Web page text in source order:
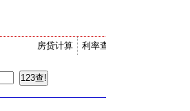
利率查询
房贷计算